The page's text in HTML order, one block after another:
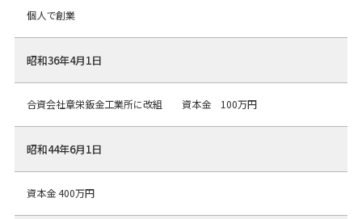
個人で創業
昭和36年4月1日
合資会社章栄鈑金工業所に改組 資本金 100万円
昭和44年6月1日
資本金 400万円